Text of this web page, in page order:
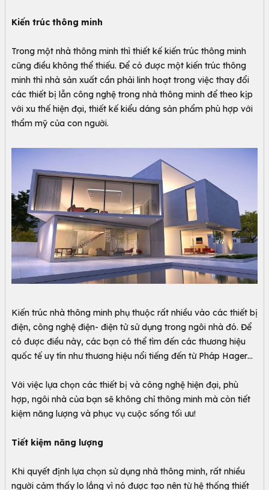
Kiến trúc thông minh
Trong một nhà thông minh thì thiết kế kiến trúc thông minh
cũng điều không thể thiếu. Để có được một kiến trúc thông
minh thì nhà sản xuất cần phải linh hoạt trong việc thay đổi
các thiết bị lẫn công nghệ trong nhà thông minh để theo kịp
với xu thế hiện đại, thiết kế kiểu dáng sản phẩm phù hợp với
thẩm mỹ của con người.
Kiến trúc nhà thông minh phụ thuộc rất nhiều vào các thiết bị
điện, công nghệ điện- điện tử sử dụng trong ngôi nhà đó. Để
có được điều này, các bạn có thể tìm đến các thương hiệu
quốc tế uy tín như thương hiệu nổi tiếng đến từ Pháp Hager…
Với việc lựa chọn các thiết bị và công nghệ hiện đại, phù
hợp, ngôi nhà của bạn sẽ không chỉ thông minh mà còn tiết
kiệm năng lượng và phục vụ cuộc sống tối ưu!
Tiết kiệm năng lượng
Khi quyết định lựa chọn sử dụng nhà thông minh, rất nhiều
người cảm thấy lo lắng vì nó được tạo nên từ hệ thống thiết